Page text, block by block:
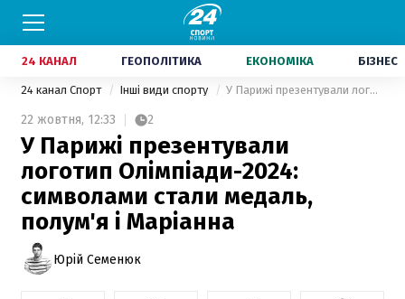
24 КАНАЛ ГЕОПОЛІТИКА ЕКОНОМІКА БІЗНЕС
24 канал Спорт Інші види спорту У Парижі презентували логотип Олімпіади-2024: символами стали медаль, полум'я і Маріанна
22 жовтня, 12:33 2
У Парижі презентували
логотип Олімпіади-2024:
символами стали медаль,
полум'я і Маріанна
Юрій Семенюк